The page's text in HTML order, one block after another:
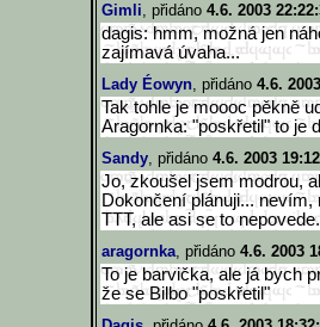
Gimli, přidáno 4.6. 2003
dagis: hmm, možná jen
zajímavá úvaha...
Lady Éowyn, přidáno 4.6.
Tak tohle je moooc pěkně
Aragornka: "poskřetil" to je
Sandy, přidáno 4.6. 2003
Jo, zkoušel jsem modrou,
Dokončení plánuji...
TTT, ale asi se to
aragornka, přidáno 4.6. 2003
To je barvička, ale já bych
že se Bilbo "poskřetil"